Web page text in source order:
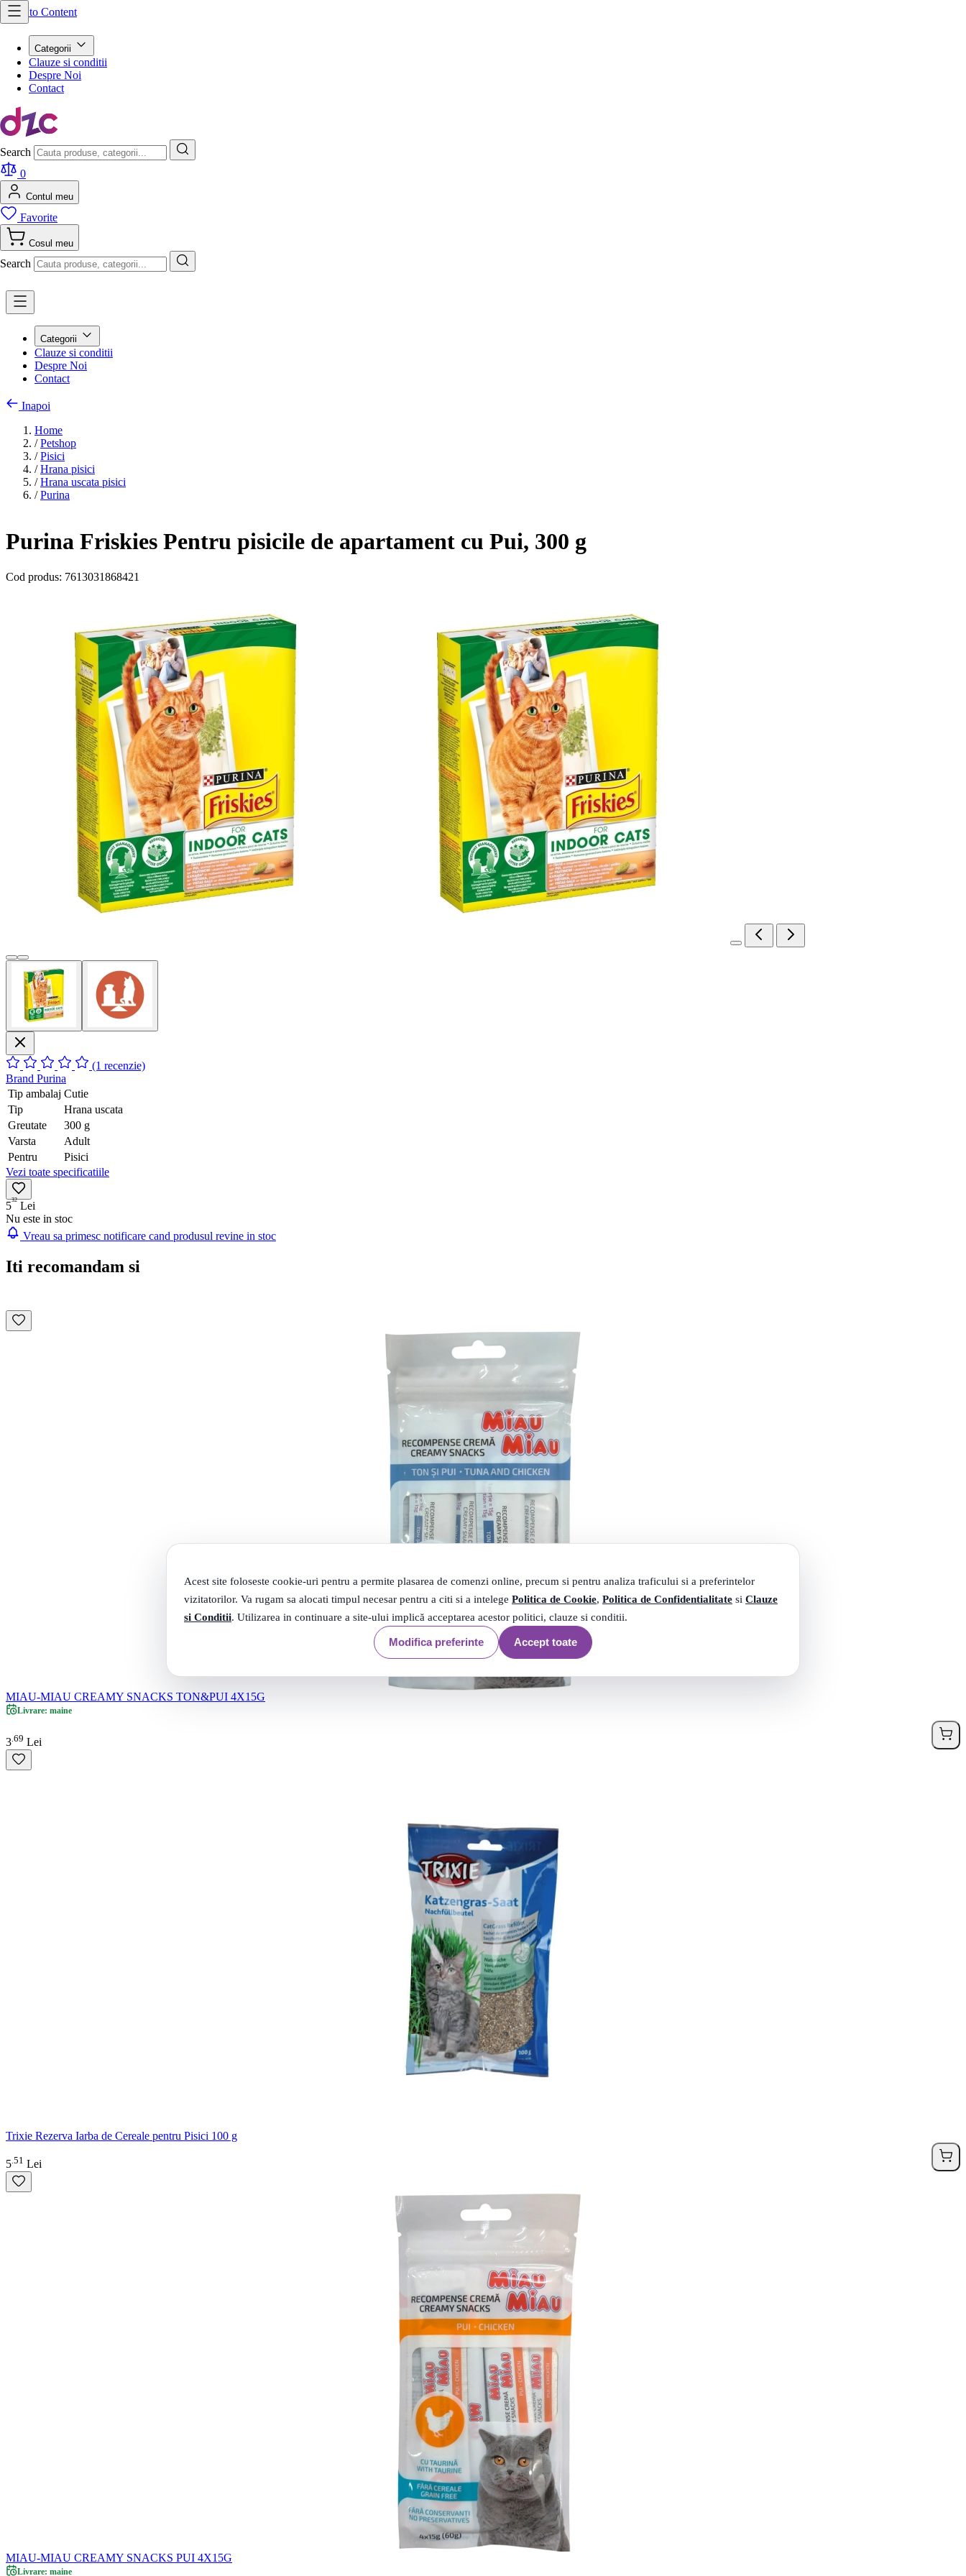
Acest site foloseste cookie-uri pentru a permite plasarea de comenzi online, precum si pentru analiza traficului si a preferintelor
vizitatorilor. Va rugam sa alocati timpul necesar pentru a citi si a intelege Politica de Cookie, Politica de Confidentialitate si Clauze
si Conditii. Utilizarea in continuare a site-ului implică acceptarea acestor politici, clauze si conditii.
Modifica preferinte Accept toate
Skip to Content
Categorii
Clauze si conditii
Despre Noi
Contact
Search
0
Contul meu
Favorite
Cosul meu
Search
Categorii
Clauze si conditii
Despre Noi
Contact
Inapoi
Home
/ Petshop
/ Pisici
/ Hrana pisici
/ Hrana uscata pisici
/ Purina
Purina Friskies Pentru pisicile de apartament cu Pui, 300 g
Cod produs: 7613031868421
(1 recenzie)
Brand Purina
Tip ambalaj Cutie
Tip
Hrana uscata
Greutate
300 g
Varsta
Adult
Pentru
Pisici
Vezi toate specificatiile
532 Lei
Nu este in stoc
Vreau sa primesc notificare cand produsul revine in stoc
Iti recomandam si
MIAU-MIAU CREAMY SNACKS TON&PUI 4X15G
Livrare: maine
3 69 Lei
Trixie Rezerva Iarba de Cereale pentru Pisici 100 g
5 51 Lei
MIAU-MIAU CREAMY SNACKS PUI 4X15G
Livrare: maine